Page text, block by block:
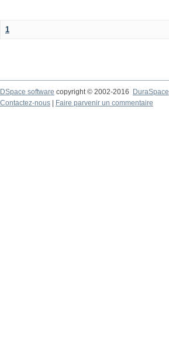
1
DSpace software copyright © 2002-2016
DuraSpace
Contactez-nous
Faire parvenir un commentaire